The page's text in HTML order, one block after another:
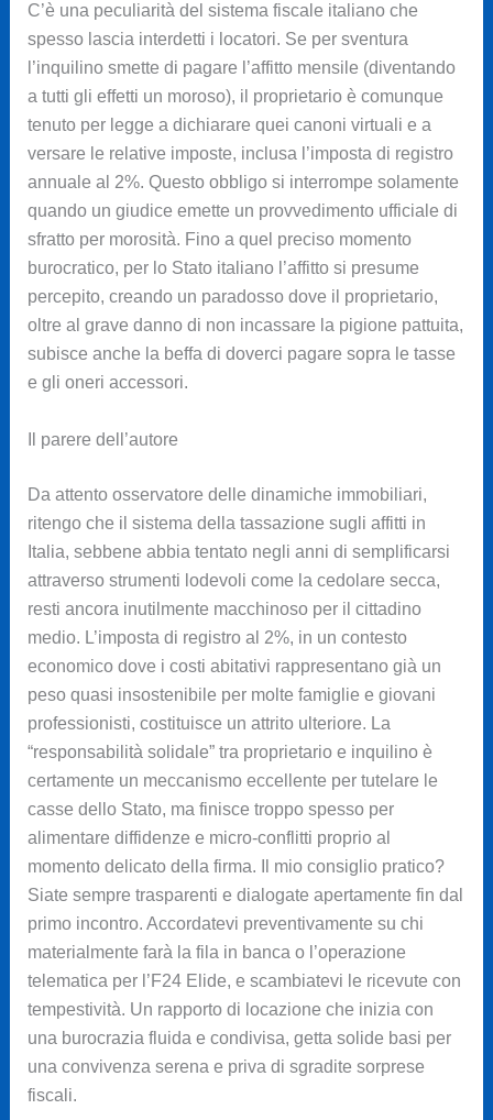
C’è una peculiarità del sistema fiscale italiano che
spesso lascia interdetti i locatori. Se per sventura
l’inquilino smette di pagare l’affitto mensile (diventando
a tutti gli effetti un moroso), il proprietario è comunque
tenuto per legge a dichiarare quei canoni virtuali e a
versare le relative imposte, inclusa l’imposta di registro
annuale al 2%. Questo obbligo si interrompe solamente
quando un giudice emette un provvedimento ufficiale di
sfratto per morosità. Fino a quel preciso momento
burocratico, per lo Stato italiano l’affitto si presume
percepito, creando un paradosso dove il proprietario,
oltre al grave danno di non incassare la pigione pattuita,
subisce anche la beffa di doverci pagare sopra le tasse
e gli oneri accessori.
Il parere dell’autore
Da attento osservatore delle dinamiche immobiliari,
ritengo che il sistema della tassazione sugli affitti in
Italia, sebbene abbia tentato negli anni di semplificarsi
attraverso strumenti lodevoli come la cedolare secca,
resti ancora inutilmente macchinoso per il cittadino
medio. L’imposta di registro al 2%, in un contesto
economico dove i costi abitativi rappresentano già un
peso quasi insostenibile per molte famiglie e giovani
professionisti, costituisce un attrito ulteriore. La
“responsabilità solidale” tra proprietario e inquilino è
certamente un meccanismo eccellente per tutelare le
casse dello Stato, ma finisce troppo spesso per
alimentare diffidenze e micro-conflitti proprio al
momento delicato della firma. Il mio consiglio pratico?
Siate sempre trasparenti e dialogate apertamente fin dal
primo incontro. Accordatevi preventivamente su chi
materialmente farà la fila in banca o l’operazione
telematica per l’F24 Elide, e scambiatevi le ricevute con
tempestività. Un rapporto di locazione che inizia con
una burocrazia fluida e condivisa, getta solide basi per
una convivenza serena e priva di sgradite sorprese
fiscali.